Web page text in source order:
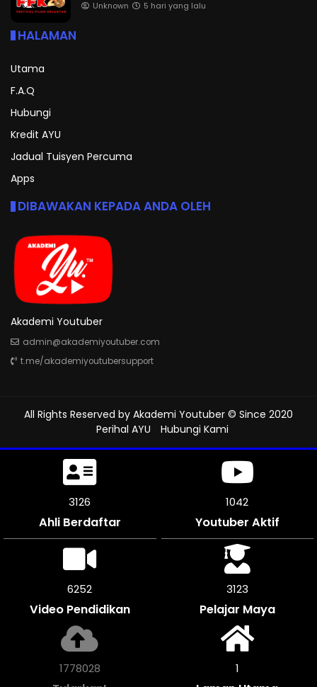
Unknown 5 hari yang lalu
HALAMAN
Utama
F.A.Q
Hubungi
Kredit AYU
Jadual Tuisyen Percuma
Apps
DIBAWAKAN KEPADA ANDA OLEH
Akademi Youtuber
admin@akademiyoutuber.com
t.me/akademiyoutubersupport
All Rights Reserved by Akademi Youtuber © Since 2020
Perihal AYU
Hubungi Kami
3513
Ahli Berdaftar
1171
Youtuber Aktif
7026
Video Pendidikan
3513
Pelajar Maya
2000068 1